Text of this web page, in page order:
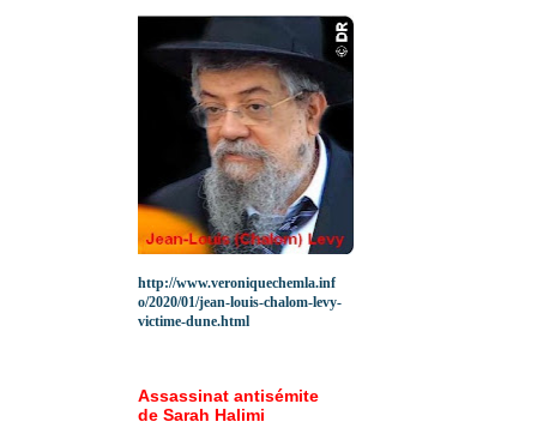
http://www.veroniquechemla.inf
o/2020/01/jean-louis-chalom-levy-
victime-dune.html
Assassinat antisémite
de Sarah Halimi